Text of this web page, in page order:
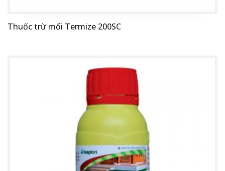
Thuốc trừ mối Termize 200SC